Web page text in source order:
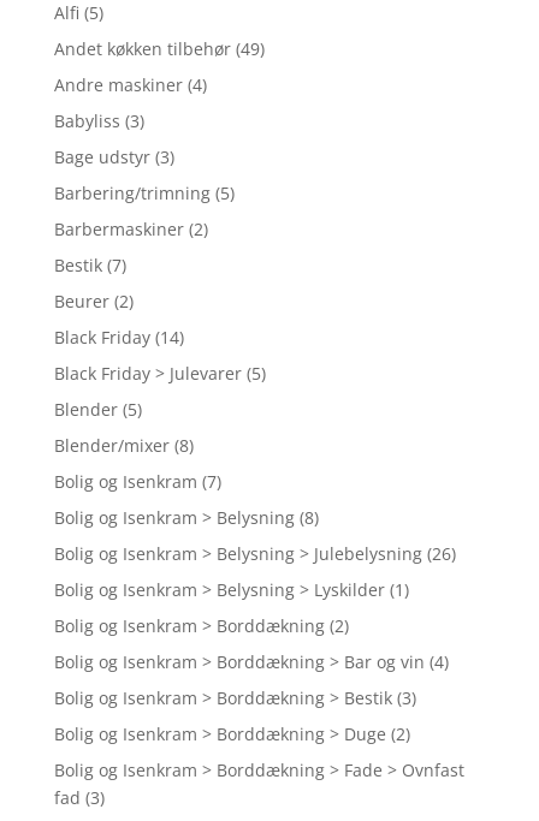
Alfi (5)
Andet køkken tilbehør (49)
Andre maskiner (4)
Babyliss (3)
Bage udstyr (3)
Barbering/trimning (5)
Barbermaskiner (2)
Bestik (7)
Beurer (2)
Black Friday (14)
Black Friday > Julevarer (5)
Blender (5)
Blender/mixer (8)
Bolig og Isenkram (7)
Bolig og Isenkram > Belysning (8)
Bolig og Isenkram > Belysning > Julebelysning (26)
Bolig og Isenkram > Belysning > Lyskilder (1)
Bolig og Isenkram > Borddækning (2)
Bolig og Isenkram > Borddækning > Bar og vin (4)
Bolig og Isenkram > Borddækning > Bestik (3)
Bolig og Isenkram > Borddækning > Duge (2)
Bolig og Isenkram > Borddækning > Fade > Ovnfast
fad (3)